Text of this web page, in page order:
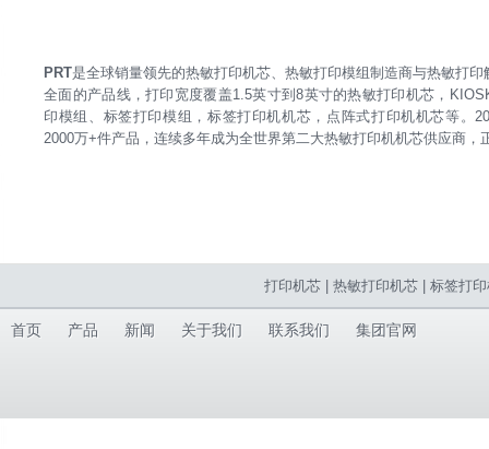
PRT是全球销量领先的热敏打印机芯、热敏打印模组制造商与热敏打
全面的产品线，打印宽度覆盖1.5英寸到8英寸的热敏打印机芯，
印模组、标签打印模组，标签打印机机芯，点阵式打印机机芯等。
2000万+件产品，连续多年成为全世界第二大热敏打印机机芯供应商，
打印机芯 |热敏打印机芯 |标签打
首页 产品 新闻 关于我们 联系我们 集团官网